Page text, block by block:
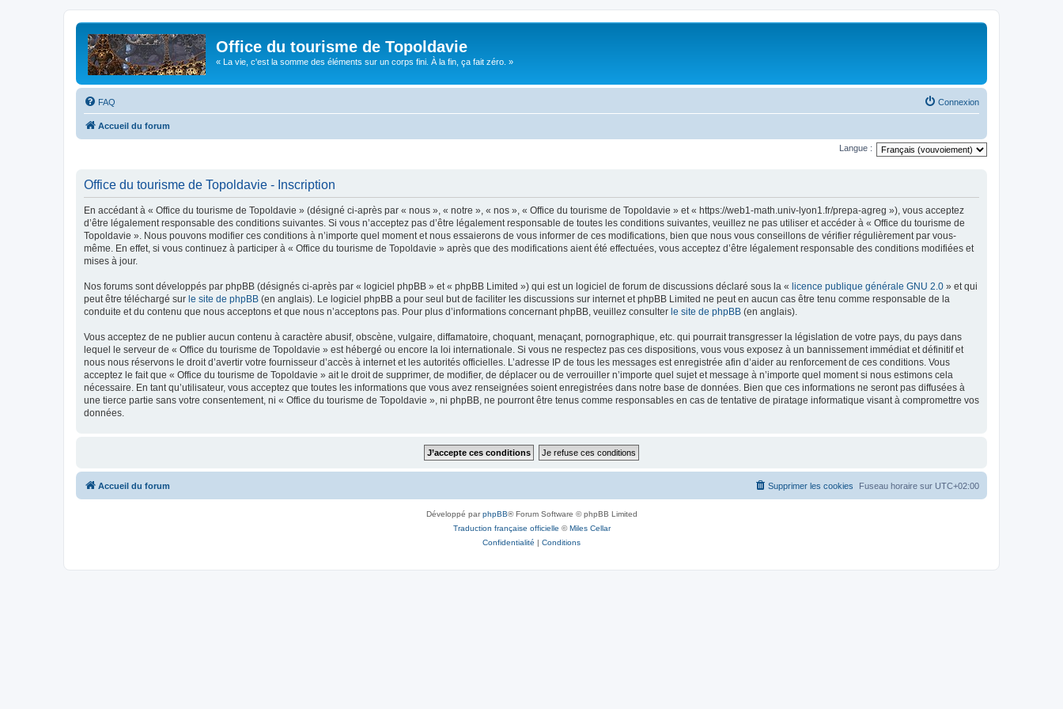
Office du tourisme de Topoldavie
« La vie, c'est la somme des éléments sur un corps fini. À la fin, ça fait zéro. »
FAQ Connexion
Accueil du forum
Langue :
Office du tourisme de Topoldavie - Inscription
En accédant à « Office du tourisme de Topoldavie » (désigné ci-après par « nous », « notre », « nos », « Office du tourisme de Topoldavie » et « https://web1-math.univ-lyon1.fr/prepa-agreg »), vous acceptez
d’être légalement responsable des conditions suivantes. Si vous n’acceptez pas d’être légalement responsable de toutes les conditions suivantes, veuillez ne pas utiliser et accéder à « Office du tourisme de
Topoldavie ». Nous pouvons modifier ces conditions à n’importe quel moment et nous essaierons de vous informer de ces modifications, bien que nous vous conseillons de vérifier régulièrement par vous-
même. En effet, si vous continuez à participer à « Office du tourisme de Topoldavie » après que des modifications aient été effectuées, vous acceptez d’être légalement responsable des conditions modifiées et
mises à jour.
Nos forums sont développés par phpBB (désignés ci-après par « logiciel phpBB » et « phpBB Limited ») qui est un logiciel de forum de discussions déclaré sous la « licence publique générale GNU 2.0 » et qui
peut être téléchargé sur le site de phpBB (en anglais). Le logiciel phpBB a pour seul but de faciliter les discussions sur internet et phpBB Limited ne peut en aucun cas être tenu comme responsable de la
conduite et du contenu que nous acceptons et que nous n’acceptons pas. Pour plus d’informations concernant phpBB, veuillez consulter le site de phpBB (en anglais).
Vous acceptez de ne publier aucun contenu à caractère abusif, obscène, vulgaire, diffamatoire, choquant, menaçant, pornographique, etc. qui pourrait transgresser la législation de votre pays, du pays dans
lequel le serveur de « Office du tourisme de Topoldavie » est hébergé ou encore la loi internationale. Si vous ne respectez pas ces dispositions, vous vous exposez à un bannissement immédiat et définitif et
nous nous réservons le droit d’avertir votre fournisseur d’accès à internet et les autorités officielles. L’adresse IP de tous les messages est enregistrée afin d’aider au renforcement de ces conditions. Vous
acceptez le fait que « Office du tourisme de Topoldavie » ait le droit de supprimer, de modifier, de déplacer ou de verrouiller n’importe quel sujet et message à n’importe quel moment si nous estimons cela
nécessaire. En tant qu’utilisateur, vous acceptez que toutes les informations que vous avez renseignées soient enregistrées dans notre base de données. Bien que ces informations ne seront pas diffusées à
une tierce partie sans votre consentement, ni « Office du tourisme de Topoldavie », ni phpBB, ne pourront être tenus comme responsables en cas de tentative de piratage informatique visant à compromettre vos
données.
Accueil du forum Fuseau horaire sur UTC+02:00
Supprimer les cookies
Développé parphpBB® Forum Software © phpBB Limited
Traduction française officielle ©Miles Cellar
Confidentialité | Conditions